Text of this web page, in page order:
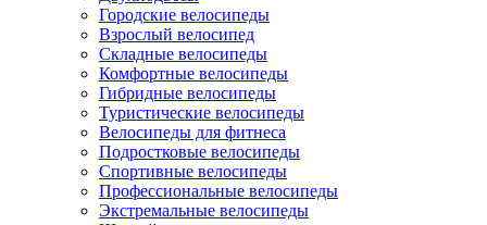
Городские велосипеды
Взрослый велосипед
Складные велосипеды
Комфортные велосипеды
Гибридные велосипеды
Туристические велосипеды
Велосипеды для фитнеса
Подростковые велосипеды
Спортивные велосипеды
Профессиональные велосипеды
Экстремальные велосипеды